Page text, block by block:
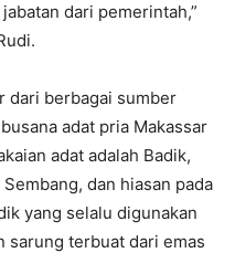
dari pemerintah,”
dari berbagai sumber
adat pria Makassar
adat adalah Badik,
dan hiasan pada
yang selalu digunakan
sarung terbuat dari emas